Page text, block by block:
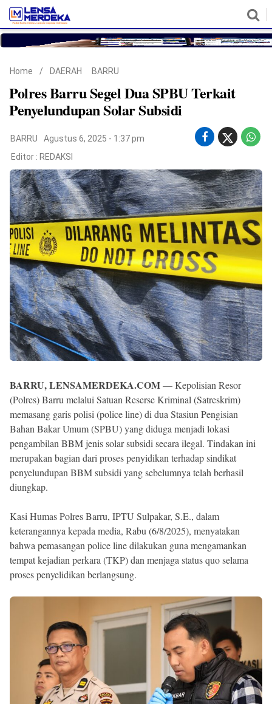
©
Copyright
2026
Lensa
Merdeka
Home / DAERAH BARRU
Polres Barru Segel Dua SPBU Terkait
Penyelundupan Solar Subsidi
BARRU
Agustus 6, 2025 - 1:37 pm
Editor : REDAKSI
BARRU, LENSAMERDEKA.COM— Kepolisian Resor
(Polres) Barru melalui Satuan Reserse Kriminal (Satreskrim)
memasang garis polisi (police line) di dua Stasiun Pengisian
Bahan Bakar Umum (SPBU) yang diduga menjadi lokasi
pengambilan BBM jenis solar subsidi secara ilegal. Tindakan ini
merupakan bagian dari proses penyidikan terhadap sindikat
penyelundupan BBM subsidi yang sebelumnya telah berhasil
diungkap.
Kasi Humas Polres Barru, IPTU Sulpakar, S.E., dalam
keterangannya kepada media, Rabu (6/8/2025), menyatakan
bahwa pemasangan police line dilakukan guna mengamankan
tempat kejadian perkara (TKP) dan menjaga status quo selama
proses penyelidikan berlangsung.